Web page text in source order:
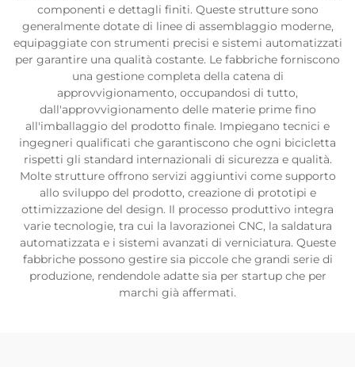
componenti e dettagli finiti. Queste strutture sono
generalmente dotate di linee di assemblaggio moderne,
equipaggiate con strumenti precisi e sistemi automatizzati
per garantire una qualità costante. Le fabbriche forniscono
una gestione completa della catena di
approvvigionamento, occupandosi di tutto,
dall'approvvigionamento delle materie prime fino
all'imballaggio del prodotto finale. Impiegano tecnici e
ingegneri qualificati che garantiscono che ogni bicicletta
rispetti gli standard internazionali di sicurezza e qualità.
Molte strutture offrono servizi aggiuntivi come supporto
allo sviluppo del prodotto, creazione di prototipi e
ottimizzazione del design. Il processo produttivo integra
varie tecnologie, tra cui la lavorazionei CNC, la saldatura
automatizzata e i sistemi avanzati di verniciatura. Queste
fabbriche possono gestire sia piccole che grandi serie di
produzione, rendendole adatte sia per startup che per
marchi già affermati.